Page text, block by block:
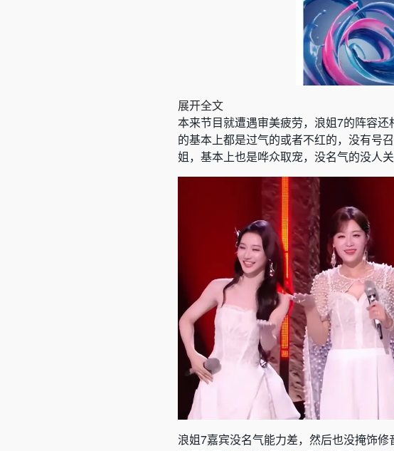
展开全文
本来节目就遭遇审美疲劳，浪姐7的阵容
的基本上都是过气的或者不红的，没有号
姐，基本上也是哗众取宠，没名气的没人
浪姐7嘉宾没名气能力差，然后也没掩饰